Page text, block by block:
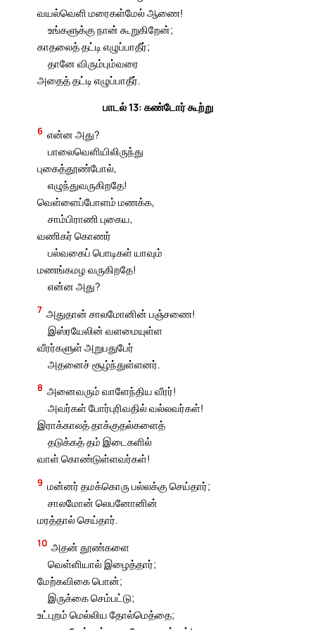
வயல்வெளி மரைகள்மேல் ஆணை!
உங்களுக்கு நான் கூறுகிறேன்;
காதலைத் தட்டி எழுப்பாதீர்;
தானே விரும்பும்வரை
அதைத் தட்டி எழுப்பாதீர்.
பாடல் 13: கண்டோர் கூற்று
6 என்ன அது?
பாலைவெளியிலிருந்து
புகைத்தூண்போல்,
எழுந்துவருகிறதே!
வெள்ளைப்போளம் மணக்க,
சாம்பிராணி புகைய,
வணிகர் கொணர்
பல்வகைப் பொடிகள் யாவும்
மணங்கமழ வருகிறதே!
என்ன அது?
7 அதுதான் சாலமோனின் பஞ்சணை!
இஸ்ரயேலின் வளமையுள்ள
வீரர்களுள் அறுபதுபேர்
அதனைச் சூழ்ந்துள்ளனர்.
8 அனைவரும் வாளேந்திய வீரர்!
அவர்கள் போர்புரிவதில் வல்லவர்கள்!
இராக்காலத் தாக்குதல்களைத்
தடுக்கத் தம் இடைகளில்
வாள் கொண்டுள்ளவர்கள்!
9 மன்னர் தமக்கொரு பல்லக்கு செய்தார்;
சாலமோன் லெபனோனின்
மரத்தால் செய்தார்.
10 அதன் தூண்களை
வெள்ளியால் இழைத்தார்;
மேற்கவிகை பொன்;
இருக்கை செம்பட்டு;
உட்புறம் மெல்லிய தோல்மெத்தை;